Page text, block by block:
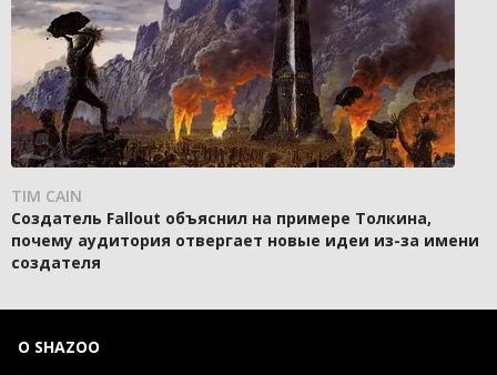
TIM CAIN
Создатель Fallout объяснил на примере Толкина,
почему аудитория отвергает новые идеи из-за имени
создателя
О SHAZOO